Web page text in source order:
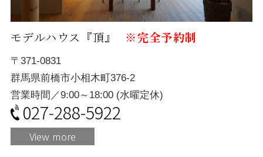
モデルハウス『頂』 ※完全予約制
〒371-0831
群馬県前橋市小相木町376-2
営業時間／9:00～18:00 (水曜定休)
027-288-5922
View more